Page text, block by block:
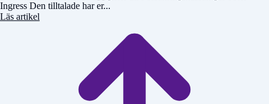
Ingress Den tilltalade har er...
Läs artikel